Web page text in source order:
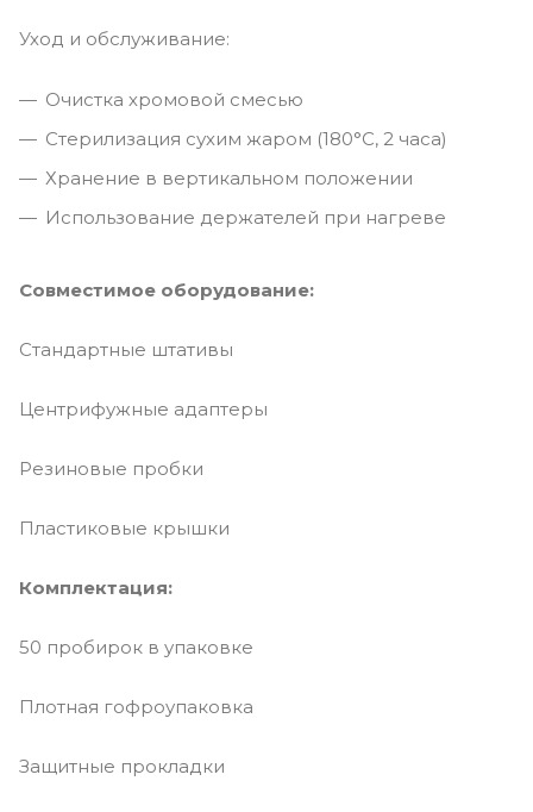
Уход и обслуживание:
Очистка хромовой смесью
Стерилизация сухим жаром (180°C, 2 часа)
Хранение в вертикальном положении
Использование держателей при нагреве
Совместимое оборудование:
Стандартные штативы
Центрифужные адаптеры
Резиновые пробки
Пластиковые крышки
Комплектация:
50 пробирок в упаковке
Плотная гофроупаковка
Защитные прокладки